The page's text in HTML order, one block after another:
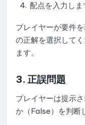
Quick Quizでサ
Quick Quizの提
Quick Quizのコ
クイッククイズ
配点を入力しま
プレイヤーが要件
の正解を選択して
ます。
3. 正誤問題
プレイヤーは提示
か（False）を判断